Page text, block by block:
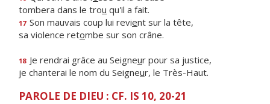
tombera dans le trou qu'il a fait.
17 Son mauvais coup lui revient sur la tête,
sa violence retombe sur son crâne.
18 Je rendrai grâce au Seigneur pour sa justice,
je chanterai le nom du Seigneur, le Très-Haut.
PAROLE DE DIEU : CF. IS 10, 20-21